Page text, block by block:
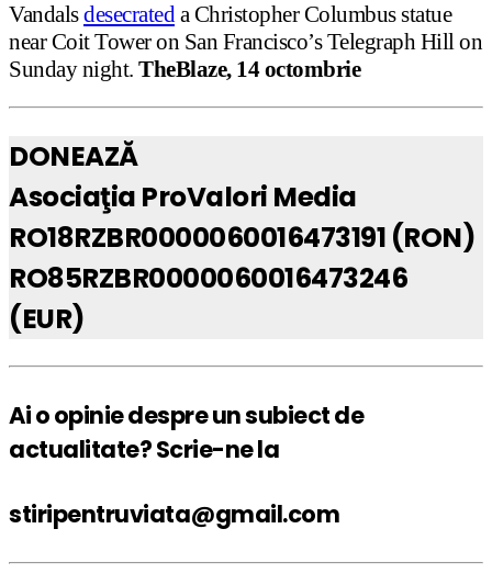
Vandalsdesecrateda Christopher Columbus statue
near Coit Tower on San Francisco’s Telegraph Hill on
Sunday night. TheBlaze, 14 octombrie
DONEAZĂ
Asociaţia ProValori Media
RO18RZBR0000060016473191 (RON)
RO85RZBR0000060016473246
(EUR)
Ai o opinie despre un subiect de
actualitate? Scrie-ne la
stiripentruviata@gmail.com